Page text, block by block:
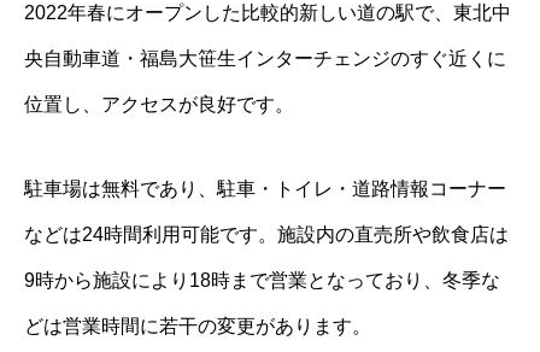
2022年春にオープンした比較的新しい道の駅で、東北中
央自動車道・福島大笹生インターチェンジのすぐ近くに
位置し、アクセスが良好です。
駐車場は無料であり、駐車・トイレ・道路情報コーナー
などは24時間利用可能です。施設内の直売所や飲食店は
9時から施設により18時まで営業となっており、冬季な
どは営業時間に若干の変更があります。